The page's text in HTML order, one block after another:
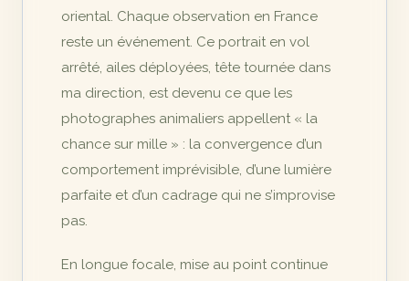
oriental. Chaque observation en France
reste un événement. Ce portrait en vol
arrêté, ailes déployées, tête tournée dans
ma direction, est devenu ce que les
photographes animaliers appellent « la
chance sur mille » : la convergence d’un
comportement imprévisible, d’une lumière
parfaite et d’un cadrage qui ne s’improvise
pas.
En longue focale, mise au point continue